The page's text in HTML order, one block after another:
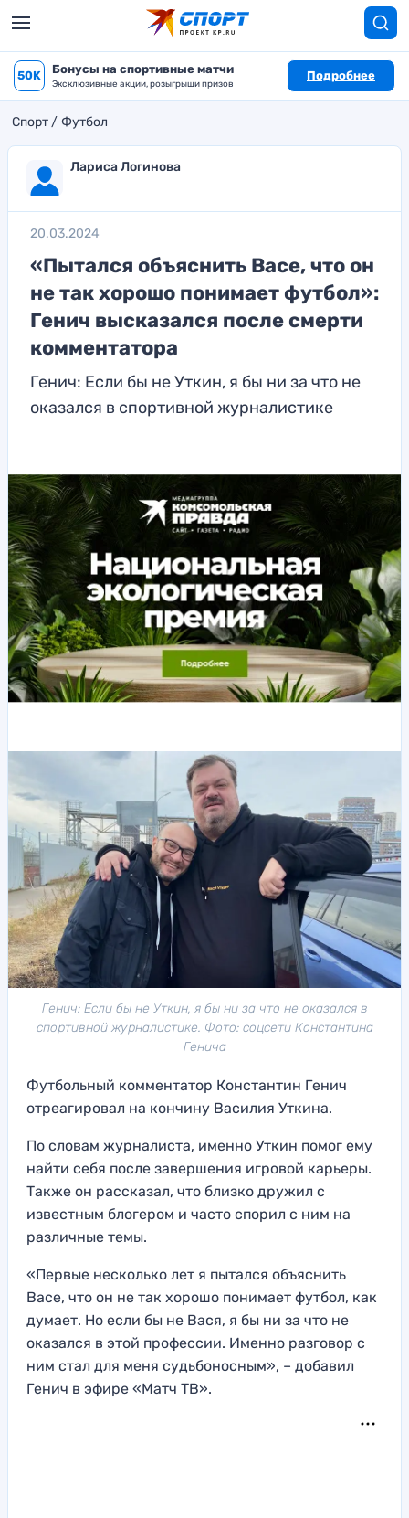
50K Бонусы на спортивные матчи
Эксклюзивные акции, розыгрыши призов
Подробнее
Спорт Футбол
Лариса Логинова
20.03.2024
«Пытался объяснить Васе, что он
не так хорошо понимает футбол»:
Генич высказался после смерти
комментатора
Генич: Если бы не Уткин, я бы ни за что не
оказался в спортивной журналистике
Генич: Если бы не Уткин, я бы ни за что не оказался в
спортивной журналистике. Фото: соцсети Константина
Генича
Футбольный комментатор Константин Генич
отреагировал на кончину Василия Уткина.
По словам журналиста, именно Уткин помог ему
найти себя после завершения игровой карьеры.
Также он рассказал, что близко дружил с
известным блогером и часто спорил с ним на
различные темы.
«Первые несколько лет я пытался объяснить
Васе, что он не так хорошо понимает футбол, как
думает. Но если бы не Вася, я бы ни за что не
оказался в этой профессии. Именно разговор с
ним стал для меня судьбоносным», – добавил
Генич в эфире «Матч ТВ».